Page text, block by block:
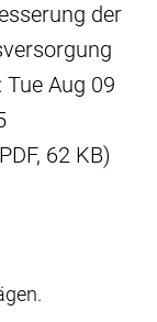
der
Aug 09
62 KB)